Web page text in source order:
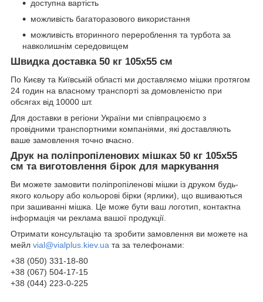
доступна вартість
можливість багаторазового використання
можливість вторинного перероблення та турбота за
навколишнім середовищем
Швидка доставка 50 кг 105х55 см
По Києву та Київській області ми доставляємо мішки протягом
24 годин на власному транспорті за домовленістю при
обсягах від 10000 шт.
Для доставки в регіони України ми співпрацюємо з
провідними транспортними компаніями, які доставляють
ваше замовлення точно вчасно.
Друк на поліпропіленових мішках 50 кг 105х55
см та виготовлення бірок для маркування
Ви можете замовити поліпропіленові мішки із друком будь-
якого кольору або кольорові бірки (ярлики), що вшиваються
при зашиванні мішка. Це може бути ваш логотип, контактна
інформація чи реклама вашої продукції.
Отримати консультацію та зробити замовлення ви можете на
мейл vial@vialplus.kiev.ua та за телефонами:
+38 (050) 331-18-80
+38 (067) 504-17-15
+38 (044) 223-0-225